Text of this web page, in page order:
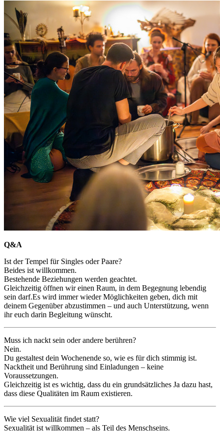
Q&A
Ist der Tempel für Singles oder Paare?
Beides ist willkommen.
Bestehende Beziehungen werden geachtet.
Gleichzeitig öffnen wir einen Raum, in dem Begegnung lebendig
sein darf.Es wird immer wieder Möglichkeiten geben, dich mit
deinem Gegenüber abzustimmen – und auch Unterstützung, wenn
ihr euch darin Begleitung wünscht.
Muss ich nackt sein oder andere berühren?
Nein.
Du gestaltest dein Wochenende so, wie es für dich stimmig ist.
Nacktheit und Berührung sind Einladungen – keine
Voraussetzungen.
Gleichzeitig ist es wichtig, dass du ein grundsätzliches Ja dazu hast,
dass diese Qualitäten im Raum existieren.
Wie viel Sexualität findet statt?
Sexualität ist willkommen – als Teil des Menschseins.